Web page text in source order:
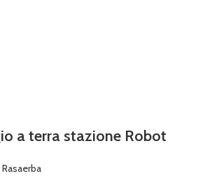
a terra stazione Robot